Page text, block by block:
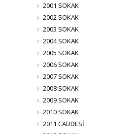
2001 SOKAK
2002 SOKAK
2003 SOKAK
2004 SOKAK
2005 SOKAK
2006 SOKAK
2007 SOKAK
2008 SOKAK
2009 SOKAK
2010 SOKAK
2011 CADDESİ